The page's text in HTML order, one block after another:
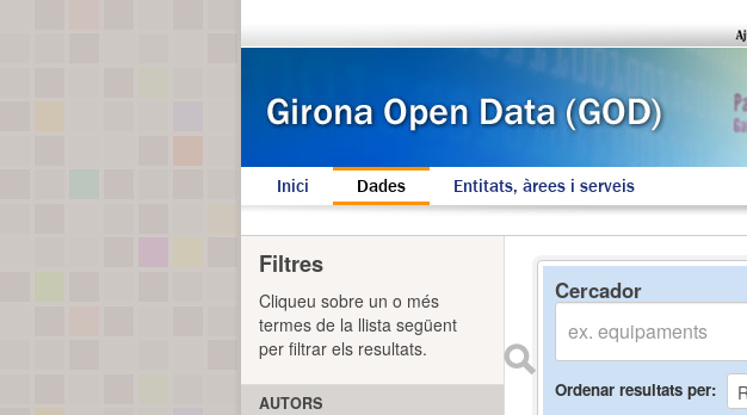
Inici Dades Entitats, àrees i serveis
Cercador
Ordenar resultats per
Filtres
Cliqueu sobre un o més
termes de la llista següent
per filtrar els resultats.
AUTORS